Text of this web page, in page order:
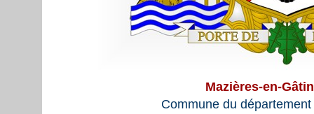
Mazières-en-
Commune du